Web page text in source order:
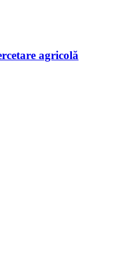
agricolă